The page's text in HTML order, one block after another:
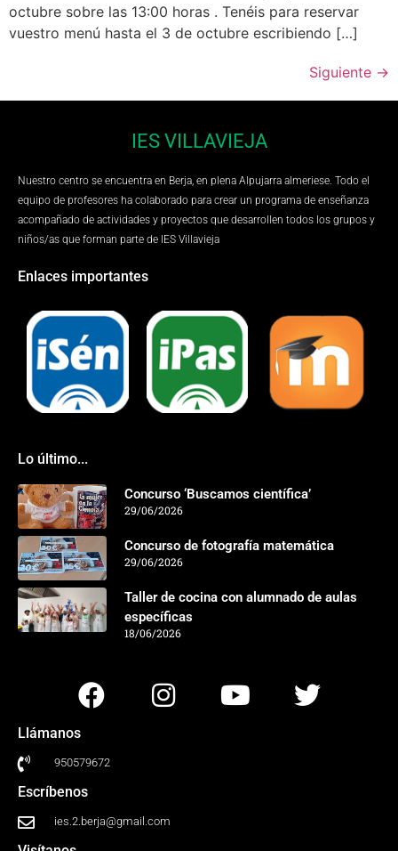
octubre sobre las 13:00 horas . Tenéis para reservar
vuestro menú hasta el 3 de octubre escribiendo […]
Siguiente →
IES VILLAVIEJA
Nuestro centro se encuentra en Berja, en plena Alpujarra almeriese. Todo el
equipo de profesores ha colaborado para crear un programa de enseñanza
acompañado de actividades y proyectos que desarrollen todos los grupos y
niños/as que forman parte de IES Villavieja
Enlaces importantes
Lo último...
Concurso ‘Buscamos científica’
29/06/2026
Concurso de fotografía matemática
29/06/2026
Taller de cocina con alumnado de aulas
específicas
18/06/2026
Llámanos
950579672
Escríbenos
ies.2.berja@gmail.com